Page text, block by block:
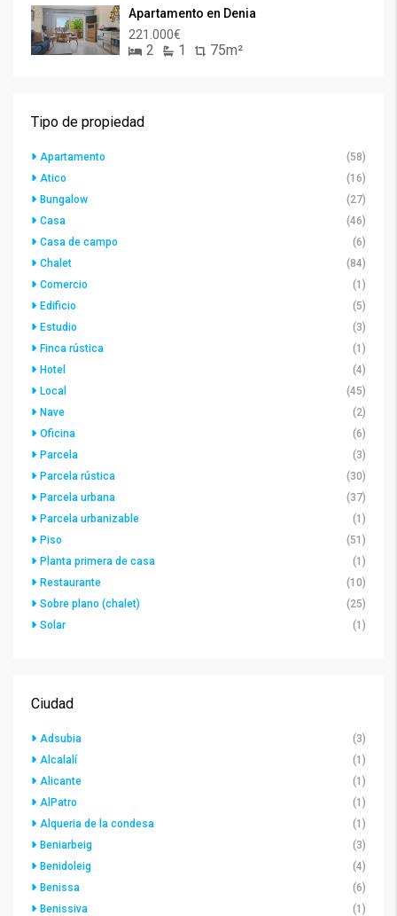
Apartamento en Denia
221.000€
2 1 75m²
Tipo de propiedad
Apartamento
(58)
Atico
(16)
Bungalow
(27)
Casa
(46)
Casa de campo
(6)
Chalet
(84)
Comercio
(1)
Edificio
(5)
Estudio
(3)
Finca rústica
(1)
Hotel
(4)
Local
(45)
Nave
(2)
Oficina
(6)
Parcela
(3)
Parcela rústica
(30)
Parcela urbana
(37)
Parcela urbanizable
(1)
Piso
(51)
Planta primera de casa
(1)
Restaurante
(10)
Sobre plano (chalet)
(25)
Solar
(1)
Ciudad
Adsubia
(3)
Alcalalí
(1)
Alicante
(1)
AlPatro
(1)
Alqueria de la condesa
(1)
Beniarbeig
(3)
Benidoleig
(4)
Benissa
(6)
Benissiva
(1)